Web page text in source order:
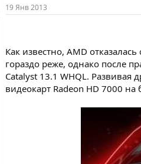
19 Янв 2013
Как известно, AMD
гораздо реже, однако после
Catalyst 13.1 WHQL.
видеокарт Radeon HD 7000 на